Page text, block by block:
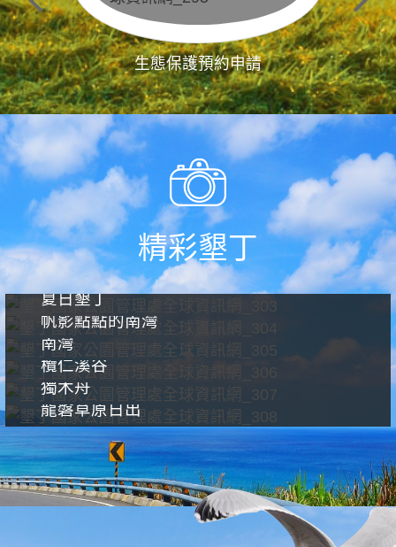
生態保護預約申請
精彩墾丁
夏日墾丁
帆影點點的南灣
南灣
欖仁溪谷
獨木舟
龍磐草原日出